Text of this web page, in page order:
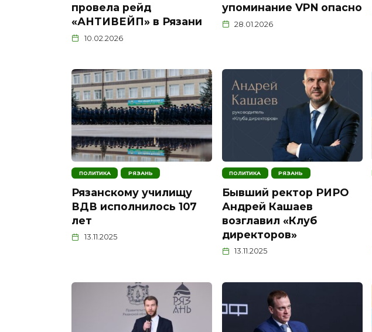
провела рейд
«АНТИВЕЙП» в Рязани
10.02.2026
упоминание VPN опасно
28.01.2026
ПОЛИТИКА РЯЗАНЬ
Рязанскому училищу
ВДВ исполнилось 107
лет
13.11.2025
ПОЛИТИКА РЯЗАНЬ
Бывший ректор РИРО
Андрей Кашаев
возглавил «Клуб
директоров»
13.11.2025